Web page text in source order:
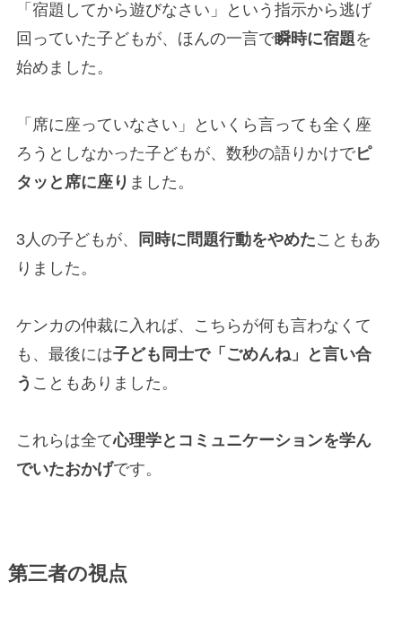
「宿題してから遊びなさい」という指示から逃げ
回っていた子どもが、ほんの一言で瞬時に宿題を
始めました。
「席に座っていなさい」といくら言っても全く座
ろうとしなかった子どもが、数秒の語りかけでピ
タッと席に座り ました。
3人の子どもが、 同時に問題行動をやめたこともあ
りました。
ケンカの仲裁に入れば、こちらが何も言わなくて
も、最後には子ども同士で「ごめんね」と言い合
う こともありました。
これらは全て心理学とコミュニケーションを学ん
でいたおかげです。
第三者の視点